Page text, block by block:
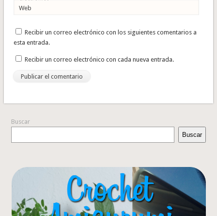
Web
Recibir un correo electrónico con los siguientes comentarios a
esta entrada.
Recibir un correo electrónico con cada nueva entrada.
Buscar
Buscar